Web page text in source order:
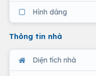
Hình dáng
Thông tin nhà
Diện tích nhà